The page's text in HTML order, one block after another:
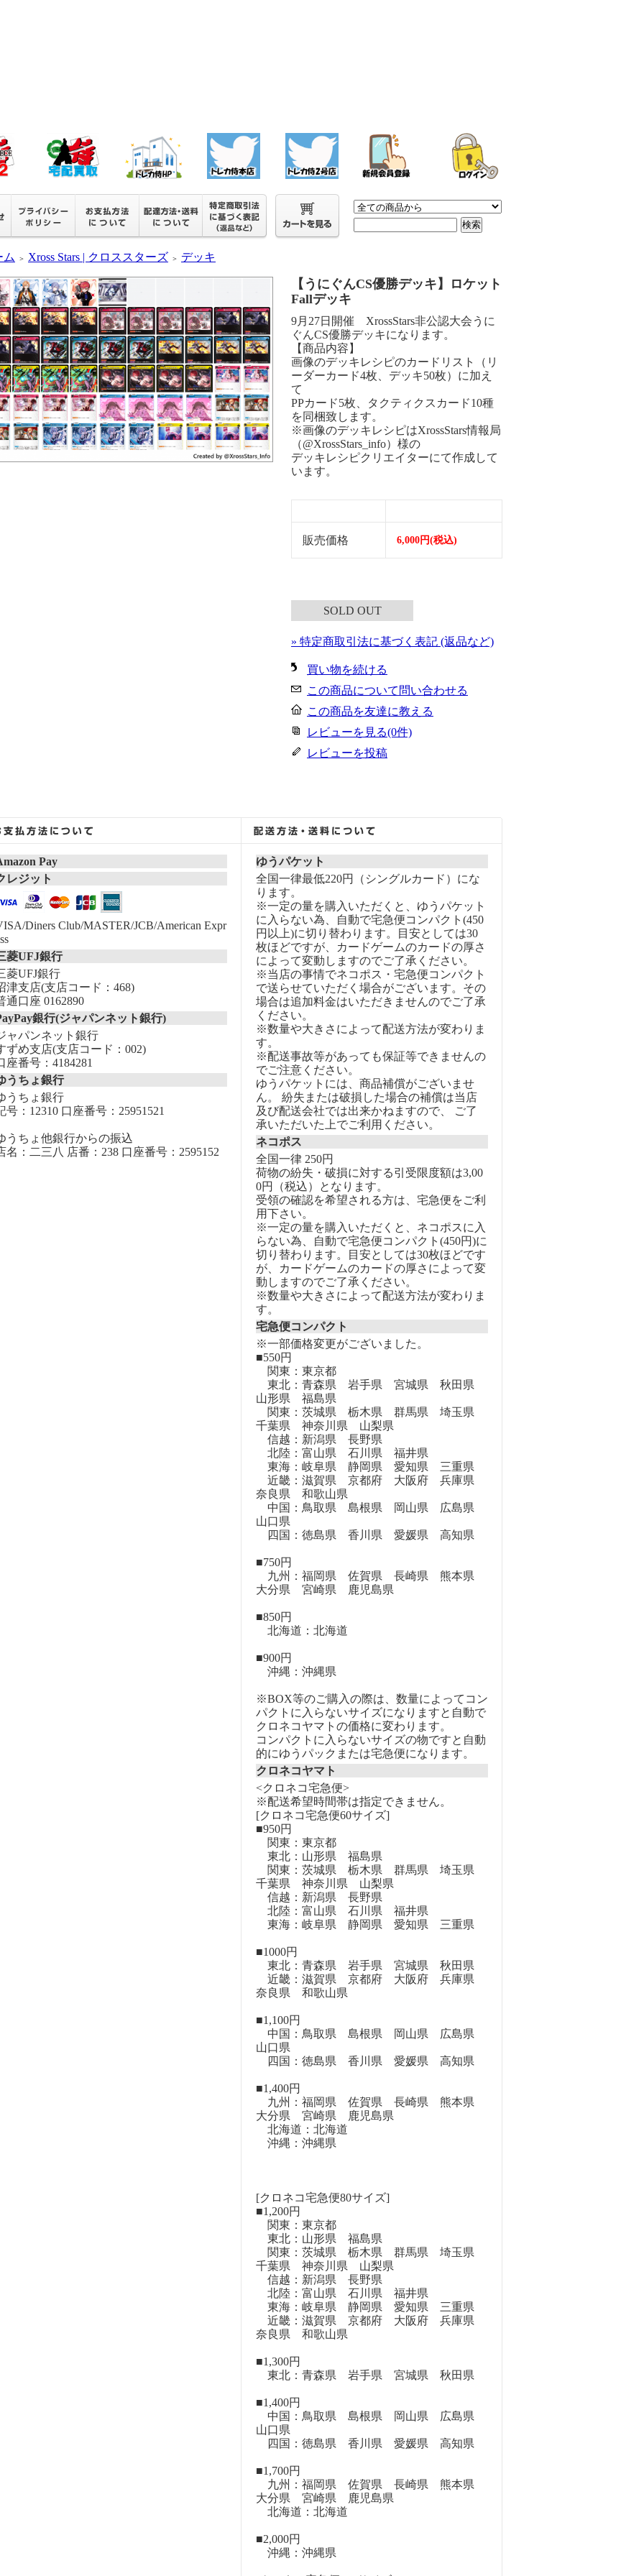
ム ＞ Xross Stars | クロススターズ ＞ デッキ
【うにぐんCS優勝デッキ】ロケット
Fallデッキ
9月27日開催 XrossStars非公認大会うに
ぐんCS優勝デッキになります。
【商品内容】
画像のデッキレシピのカードリスト（リ
ーダーカード4枚、デッキ50枚）に加え
て
PPカード5枚、タクティクスカード10種
を同梱致します。
※画像のデッキレシピはXrossStars情報局
（@XrossStars_info）様の
デッキレシピクリエイターにて作成して
います。
販売価格 6,000円(税込)
SOLD OUT
» 特定商取引法に基づく表記 (返品など)
買い物を続ける
この商品について問い合わせる
この商品を友達に教える
レビューを見る(0件)
レビューを投稿
Pay
レジット
Diners Club/MASTER/JCB/American Expr
菱UFJ銀行
菱UFJ銀行
津支店(支店コード：468)
通口座 0162890
銀行(ジャパンネット銀行)
ャパンネット銀行
ずめ支店(支店コード：002)
座番号：4184281
うちょ銀行
うちょ銀行
号：12310 口座番号：25951521
うちょ他銀行からの振込
名：二三八 店番：238 口座番号：2595152
ゆうパケット
全国一律最低220円（シングルカード）にな
ります。
※一定の量を購入いただくと、ゆうパケット
に入らない為、自動で宅急便コンパクト(450
円以上)に切り替わります。目安としては30
枚ほどですが、カードゲームのカードの厚さ
によって変動しますのでご了承ください。
※当店の事情でネコポス・宅急便コンパクト
で送らせていただく場合がございます。その
場合は追加料金はいただきませんのでご了承
ください。
※数量や大きさによって配送方法が変わりま
す。
※配送事故等があっても保証等できませんの
でご注意ください。
ゆうパケットには、商品補償がございませ
ん。 紛失または破損した場合の補償は当店
及び配送会社では出来かねますので、 ご了
承いただいた上でご利用ください。
ネコポス
全国一律 250円
荷物の紛失・破損に対する引受限度額は3,00
0円（税込）となります。
受領の確認を希望される方は、宅急便をご利
用下さい。
※一定の量を購入いただくと、ネコポスに入
らない為、自動で宅急便コンパクト(450円)に
切り替わります。目安としては30枚ほどです
が、カードゲームのカードの厚さによって変
動しますのでご了承ください。
※数量や大きさによって配送方法が変わりま
す。
宅急便コンパクト
※一部価格変更がございました。
■550円
関東：東京都
東北：青森県 岩手県 宮城県 秋田県
山形県 福島県
関東：茨城県 栃木県 群馬県 埼玉県
千葉県 神奈川県 山梨県
信越：新潟県 長野県
北陸：富山県 石川県 福井県
東海：岐阜県 静岡県 愛知県 三重県
近畿：滋賀県 京都府 大阪府 兵庫県
奈良県 和歌山県
中国：鳥取県 島根県 岡山県 広島県
山口県
四国：徳島県 香川県 愛媛県 高知県
■750円
九州：福岡県 佐賀県 長崎県 熊本県
大分県 宮崎県 鹿児島県
■850円
北海道：北海道
■900円
沖縄：沖縄県
※BOX等のご購入の際は、数量によってコン
パクトに入らないサイズになりますと自動で
クロネコヤマトの価格に変わります。
コンパクトに入らないサイズの物ですと自動
的にゆうパックまたは宅急便になります。
クロネコヤマト
<クロネコ宅急便>
※配送希望時間帯は指定できません。
[クロネコ宅急便60サイズ]
■950円
関東：東京都
東北：山形県 福島県
関東：茨城県 栃木県 群馬県 埼玉県
千葉県 神奈川県 山梨県
信越：新潟県 長野県
北陸：富山県 石川県 福井県
東海：岐阜県 静岡県 愛知県 三重県
■1000円
東北：青森県 岩手県 宮城県 秋田県
近畿：滋賀県 京都府 大阪府 兵庫県
奈良県 和歌山県
■1,100円
中国：鳥取県 島根県 岡山県 広島県
山口県
四国：徳島県 香川県 愛媛県 高知県
■1,400円
九州：福岡県 佐賀県 長崎県 熊本県
大分県 宮崎県 鹿児島県
北海道：北海道
沖縄：沖縄県
[クロネコ宅急便80サイズ]
■1,200円
関東：東京都
東北：山形県 福島県
関東：茨城県 栃木県 群馬県 埼玉県
千葉県 神奈川県 山梨県
信越：新潟県 長野県
北陸：富山県 石川県 福井県
東海：岐阜県 静岡県 愛知県 三重県
近畿：滋賀県 京都府 大阪府 兵庫県
奈良県 和歌山県
■1,300円
東北：青森県 岩手県 宮城県 秋田県
■1,400円
中国：鳥取県 島根県 岡山県 広島県
山口県
四国：徳島県 香川県 愛媛県 高知県
■1,700円
九州：福岡県 佐賀県 長崎県 熊本県
大分県 宮崎県 鹿児島県
北海道：北海道
■2,000円
沖縄：沖縄県